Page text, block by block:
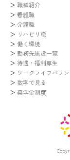
職種紹介
看護職
介護職
リハビリ職
働く環境
勤務先施設一覧
待遇・福利厚生
ワークライフバラ
数字で見る
奨学金制度